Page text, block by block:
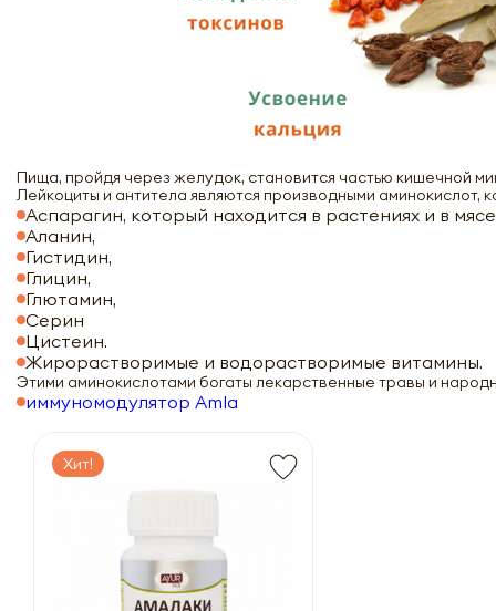
Пища, пройдя через желудок, становится частью кишечной
Лейкоциты и антитела являются производными
Аспарагин, который находится в растениях и в
Аланин,
Гистидин,
Глицин,
Глютамин,
Серин
Цистеин.
Жирорастворимые и водорастворимые витамины.
Этими аминокислотами богаты лекарственные травы и
иммуномодулятор Amla
Хит!